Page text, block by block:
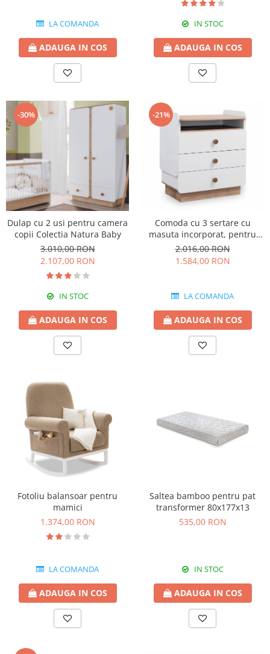
LA COMANDA
ADAUGA IN COS
IN STOC
ADAUGA IN COS
-30%
Dulap cu 2 usi pentru camera
copii Colectia Natura Baby
3.010,00 RON
2.107,00 RON
IN STOC
ADAUGA IN COS
-21%
Comoda cu 3 sertare cu
masuta incorporat, pentru
camera copii Colectia Natura
Baby
2.016,00 RON
1.584,00 RON
LA COMANDA
ADAUGA IN COS
Fotoliu balansoar pentru
mamici
1.374,00 RON
LA COMANDA
ADAUGA IN COS
Saltea bamboo pentru pat
transformer 80x177x13
535,00 RON
IN STOC
ADAUGA IN COS